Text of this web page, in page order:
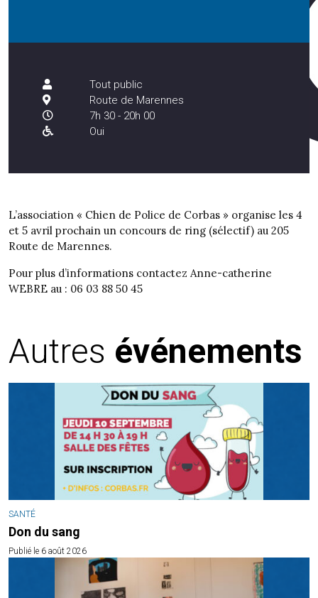
Tout public
Route de Marennes
7h 30 - 20h 00
Oui
L’association « Chien de Police de Corbas » organise les 4
et 5 avril prochain un concours de ring (sélectif) au 205
Route de Marennes.
Pour plus d’informations contactez Anne-catherine
WEBRE au : 06 03 88 50 45
Autres événements
SANTÉ
Don du sang
Publié le 6 août 2026